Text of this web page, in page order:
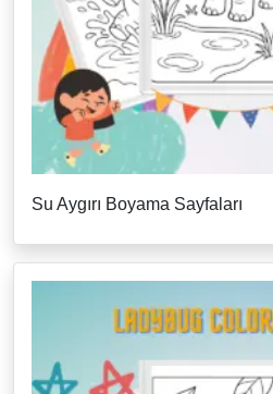
Su Aygırı Boyama Sayfaları